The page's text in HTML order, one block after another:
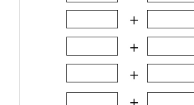
ポケットレシピ
キャンペーン一覧
サイ
掲載